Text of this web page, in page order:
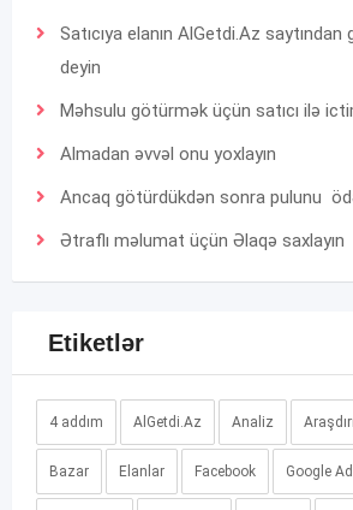
Satıcıya elanın AlGetdi.Az
deyin
Məhsulu götürmək üçün satıcı ilə
Almadan əvvəl onu yoxlayın
Ancaq götürdükdən sonra pulunu
Ətraflı məlumat üçün Əlaqə saxlayın
Etiketlər
4 addım AlGetdi.Az Analiz
Bazar Elanlar Facebook Google